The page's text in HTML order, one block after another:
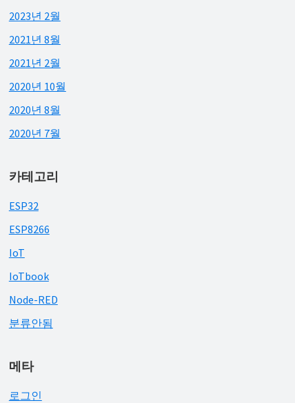
2023년 2월
2021년 8월
2021년 2월
2020년 10월
2020년 8월
2020년 7월
카테고리
ESP32
ESP8266
IoT
IoTbook
Node-RED
분류안됨
메타
로그인